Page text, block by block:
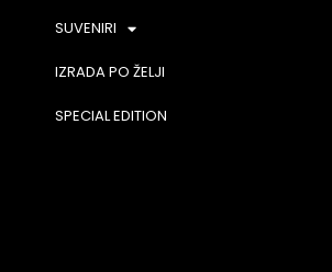
SUVENIRI
IZRADA PO ŽELJI
SPECIAL EDITION